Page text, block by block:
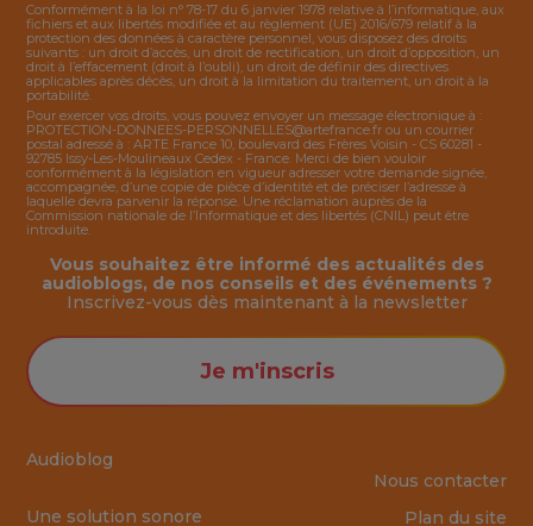
Conformément à la loi n° 78-17 du 6 janvier 1978 relative à l’informatique, aux
fichiers et aux libertés modifiée et au règlement (UE) 2016/679 relatif à la
protection des données à caractère personnel, vous disposez des droits
suivants : un droit d’accès, un droit de rectification, un droit d’opposition, un
droit à l’effacement (droit à l’oubli), un droit de définir des directives
applicables après décès, un droit à la limitation du traitement, un droit à la
portabilité.
Pour exercer vos droits, vous pouvez envoyer un message électronique à :
PROTECTION-DONNEES-PERSONNELLES@artefrance.fr ou un courrier
postal adressé à : ARTE France 10, boulevard des Frères Voisin - CS 60281 -
92785 Issy-Les-Moulineaux Cedex - France. Merci de bien vouloir
conformément à la législation en vigueur adresser votre demande signée,
accompagnée, d’une copie de pièce d’identité et de préciser l’adresse à
laquelle devra parvenir la réponse. Une réclamation auprès de la
Commission nationale de l’Informatique et des libertés (CNIL) peut être
introduite.
Audioblog
Une solution sonore
Vous souhaitez être informé des actualités des
audioblogs, de nos conseils et des événements ?
Inscrivez-vous dès maintenant à la newsletter
Je m'inscris
Nous contacter
Plan du site